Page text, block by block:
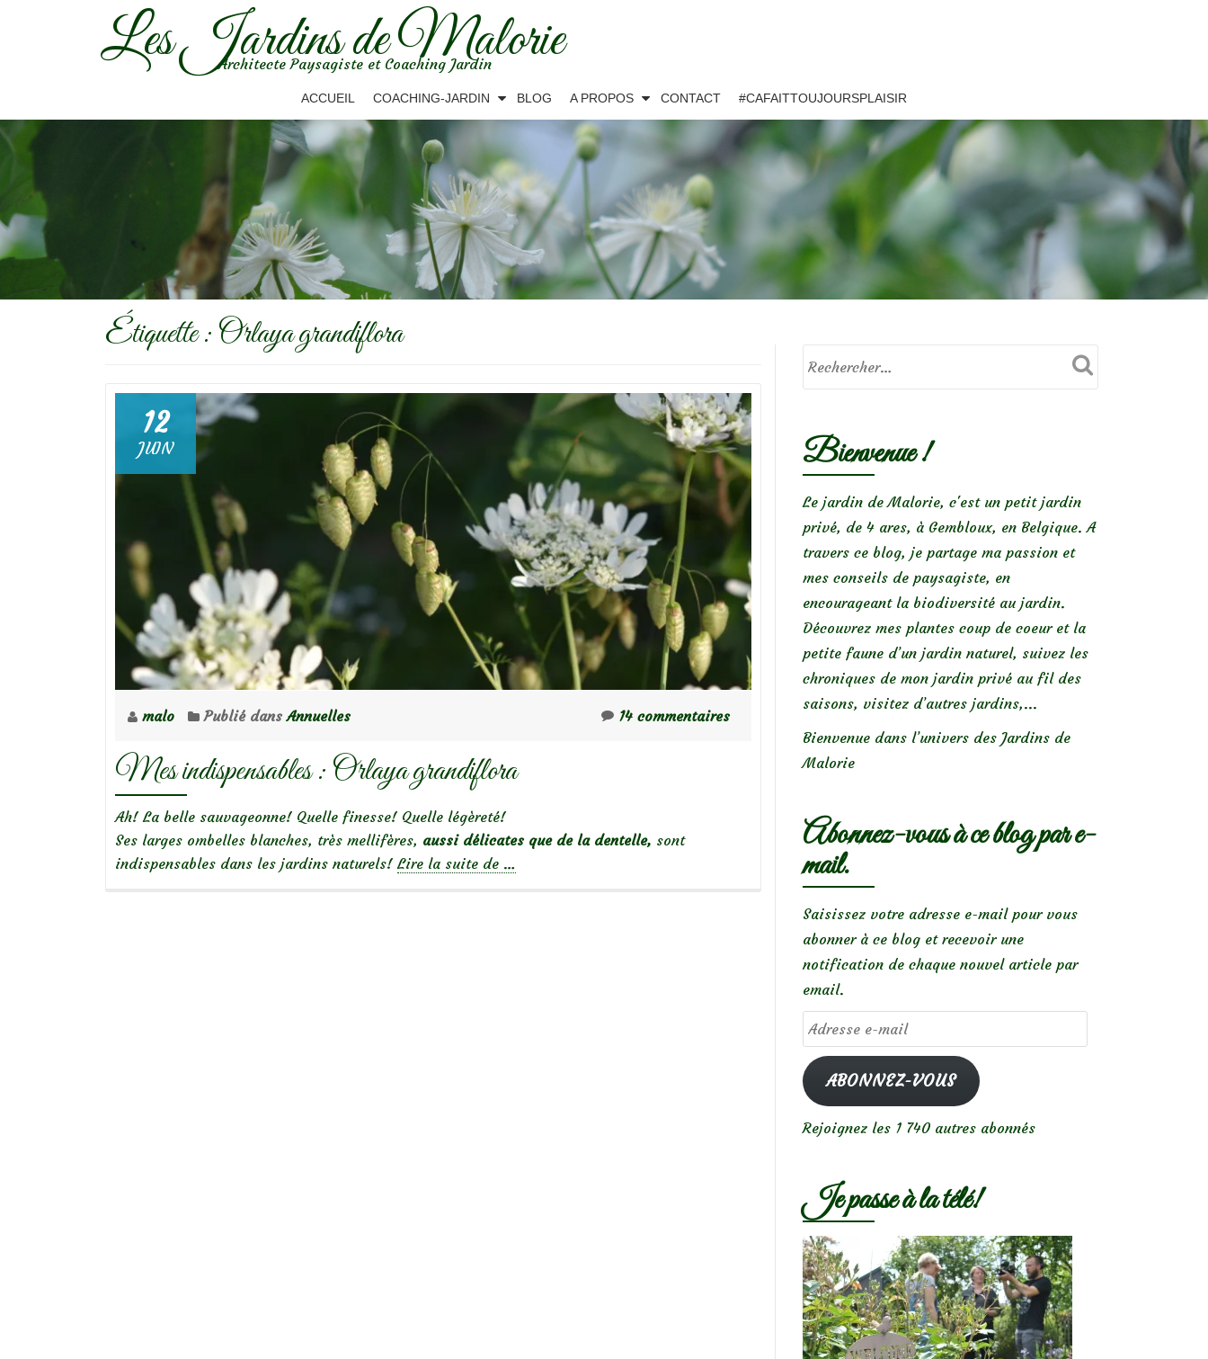
Les Jardins de Malorie
Architecte Paysagiste et Coaching Jardin
ACCUEIL COACHING-JARDIN BLOG A PROPOS CONTACT #CAFAITTOUJOURSPLAISIR
Étiquette : Orlaya grandiflora
12
JUIN
malo Publié dansAnnuelles 14 commentaires
Mes indispensables : Orlaya grandiflora
Ah! La belle sauvageonne! Quelle finesse! Quelle légèreté!
Ses larges ombelles blanches, très mellifères, aussi délicates que de la dentelle, sont
indispensables dans les jardins naturels! Lire la suite de …
Bienvenue !
Le jardin de Malorie, c'est un petit jardin
privé, de 4 ares, à Gembloux, en Belgique. A
travers ce blog, je partage ma passion et
mes conseils de paysagiste, en
encourageant la biodiversité au jardin.
Découvrez mes plantes coup de coeur et la
petite faune d’un jardin naturel, suivez les
chroniques de mon jardin privé au fil des
saisons, visitez d’autres jardins,...
Bienvenue dans l’univers des Jardins de
Malorie
Abonnez-vous à ce blog par e-
mail.
Saisissez votre adresse e-mail pour vous
abonner à ce blog et recevoir une
notification de chaque nouvel article par
email.
Adresse
e-
mailABONNEZ-VOUS
Rejoignez les 1 740 autres abonnés
Je passe à la télé!